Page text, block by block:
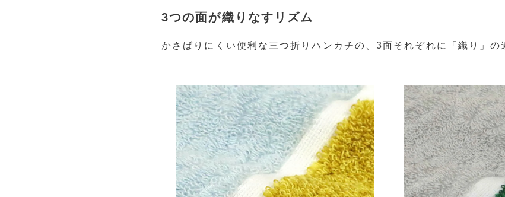
3つの面が織りなすリズム
かさばりにくい便利な三つ折りハンカチの、3面それぞれに「織り」の